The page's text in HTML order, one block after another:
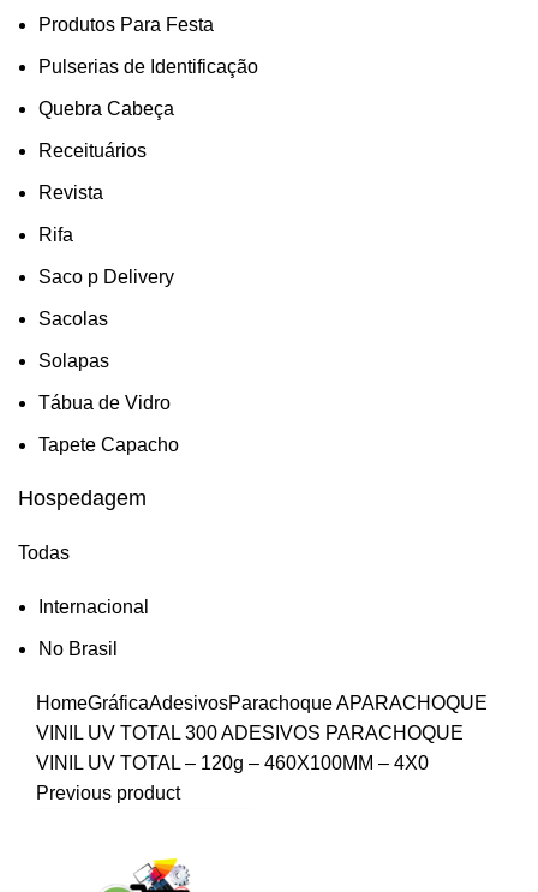
Produtos Para Festa
Pulserias de Identificação
Quebra Cabeça
Receituários
Revista
Rifa
Saco p Delivery
Sacolas
Solapas
Tábua de Vidro
Tapete Capacho
Hospedagem
Todas
Internacional
No Brasil
HomeGráficaAdesivosParachoque APARACHOQUE
VINIL UV TOTAL 300 ADESIVOS PARACHOQUE
VINIL UV TOTAL – 120g – 460X100MM – 4X0
Previous product